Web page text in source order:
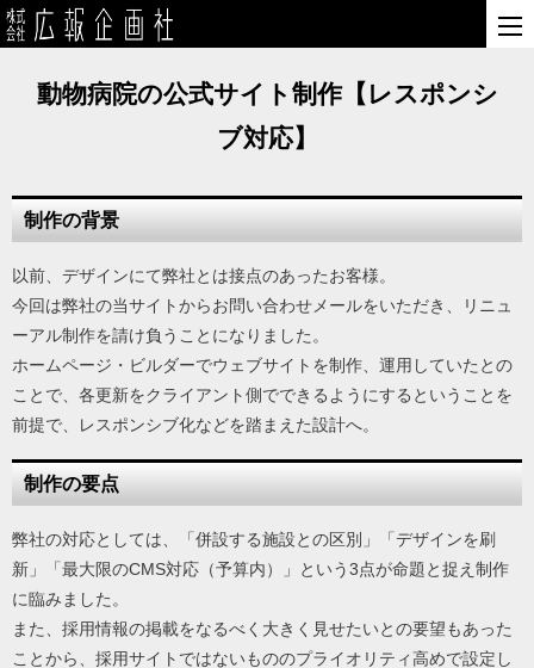
動物病院の公式サイト制作【レスポンシ
ブ対応】
制作の背景
以前、デザインにて弊社とは接点のあったお客様。
今回は弊社の当サイトからお問い合わせメールをいただき、リニュ
ーアル制作を請け負うことになりました。
ホームページ・ビルダーでウェブサイトを制作、運用していたとの
ことで、各更新をクライアント側でできるようにするということを
前提で、レスポンシブ化などを踏まえた設計へ。
制作の要点
弊社の対応としては、「併設する施設との区別」「デザインを刷
新」「最大限のCMS対応（予算内）」という3点が命題と捉え制作
に臨みました。
また、採用情報の掲載をなるべく大きく見せたいとの要望もあった
ことから、採用サイトではないもののプライオリティ高めで設定し